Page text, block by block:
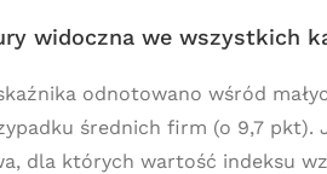
widoczna we wszystkich
odnotowano wśród
średnich firm (o 9,7
dla których wartość indeksu